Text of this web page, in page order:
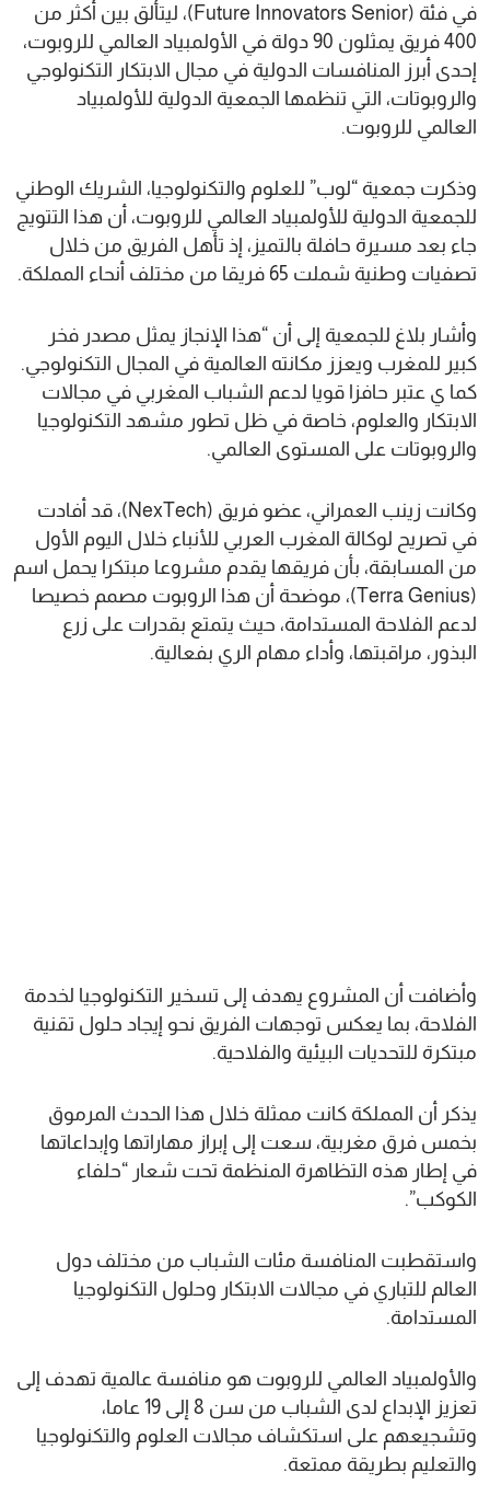
في فئة (Future Innovators Senior)، ليتألق بين أكثر من
400 فريق يمثلون 90 دولة في الأولمبياد العالمي للروبوت،
إحدى أبرز المنافسات الدولية في مجال الابتكار التكنولوجي
والروبوتات، التي تنظمها الجمعية الدولية للأولمبياد
العالمي للروبوت.
وذكرت جمعية “لوب” للعلوم والتكنولوجيا، الشريك الوطني
للجمعية الدولية للأولمبياد العالمي للروبوت، أن هذا التتويج
جاء بعد مسيرة حافلة بالتميز، إذ تأهل الفريق من خلال
تصفيات وطنية شملت 65 فريقا من مختلف أنحاء المملكة.
وأشار بلاغ للجمعية إلى أن “هذا الإنجاز يمثل مصدر فخر
كبير للمغرب ويعزز مكانته العالمية في المجال التكنولوجي.
كما ي عتبر حافزا قويا لدعم الشباب المغربي في مجالات
الابتكار والعلوم، خاصة في ظل تطور مشهد التكنولوجيا
والروبوتات على المستوى العالمي.
وكانت زينب العمراني، عضو فريق (NexTech)، قد أفادت
في تصريح لوكالة المغرب العربي للأنباء خلال اليوم الأول
من المسابقة، بأن فريقها يقدم مشروعا مبتكرا يحمل اسم
(Terra Genius)، موضحة أن هذا الروبوت مصمم خصيصا
لدعم الفلاحة المستدامة، حيث يتمتع بقدرات على زرع
البذور، مراقبتها، وأداء مهام الري بفعالية.
وأضافت أن المشروع يهدف إلى تسخير التكنولوجيا لخدمة
الفلاحة، بما يعكس توجهات الفريق نحو إيجاد حلول تقنية
مبتكرة للتحديات البيئية والفلاحية.
يذكر أن المملكة كانت ممثلة خلال هذا الحدث المرموق
بخمس فرق مغربية، سعت إلى إبراز مهاراتها وإبداعاتها
في إطار هذه التظاهرة المنظمة تحت شعار “حلفاء
الكوكب”.
واستقطبت المنافسة مئات الشباب من مختلف دول
العالم للتباري في مجالات الابتكار وحلول التكنولوجيا
المستدامة.
والأولمبياد العالمي للروبوت هو منافسة عالمية تهدف إلى
تعزيز الإبداع لدى الشباب من سن 8 إلى 19 عاما،
وتشجيعهم على استكشاف مجالات العلوم والتكنولوجيا
والتعليم بطريقة ممتعة.